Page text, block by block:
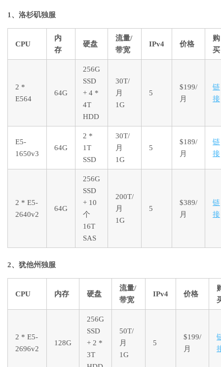
1、洛杉矶独服
CPU
内
存
硬盘
流量/
带宽
IPv4 价格
购
买
2 *
E564
64G
256G
SSD
+ 4 *
4T
HDD
30T/
月
1G
5
$199/
月
链
接
E5-
1650v3
64G
2 *
1T
SSD
30T/
月
1G
5
$189/
月
链
接
2 * E5-
2640v2
64G
256G
SSD
+ 10
个
16T
SAS
200T/
月
1G
5
$389/
月
链
接
2、犹他州独服
CPU 内存 硬盘
流量/
带宽
IPv4 价格
2 * E5-
2696v2
128G
256G
SSD
+ 2 *
3T
50T/
月
1G
5
$199/
月